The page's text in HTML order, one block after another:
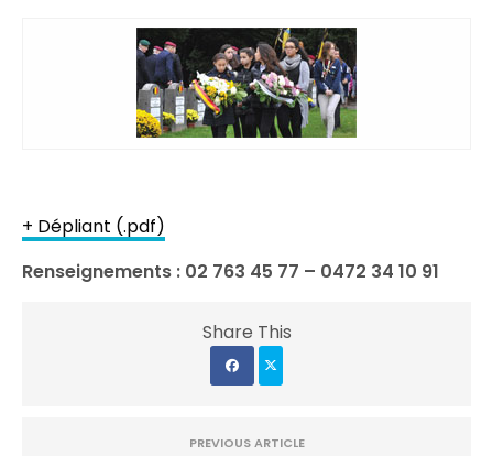
+ Dépliant (.pdf)
Renseignements : 02 763 45 77 – 0472 34 10 91
Share This
PREVIOUS ARTICLE